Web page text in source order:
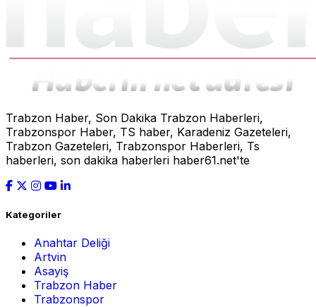
Trabzon Haber, Son Dakika Trabzon Haberleri,
Trabzonspor Haber, TS haber, Karadeniz Gazeteleri,
Trabzon Gazeteleri, Trabzonspor Haberleri, Ts
haberleri, son dakika haberleri haber61.net'te
Kategoriler
Anahtar Deliği
Artvin
Asayiş
Trabzon Haber
Trabzonspor